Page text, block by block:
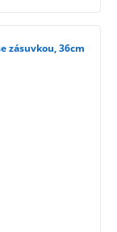
zásuvkou, 36cm